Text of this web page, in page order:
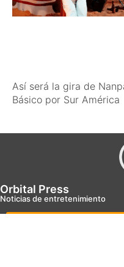
Así será la gira de
Básico por Sur América
Orbital Press
Noticias de entretenimiento